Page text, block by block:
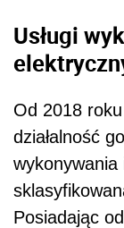
Usługi
Od 2018
działalność
wykonywania
Posiadając